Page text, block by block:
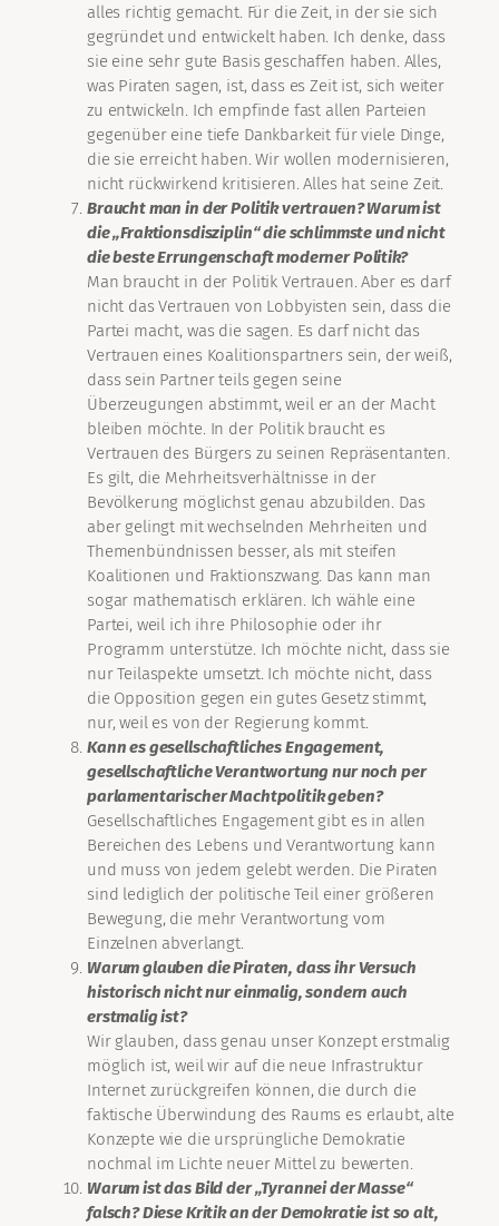
alles richtig gemacht. Für die Zeit, in der sie sich
gegründet und entwickelt haben. Ich denke, dass
sie eine sehr gute Basis geschaffen haben. Alles,
was Piraten sagen, ist, dass es Zeit ist, sich weiter
zu entwickeln. Ich empfinde fast allen Parteien
gegenüber eine tiefe Dankbarkeit für viele Dinge,
die sie erreicht haben. Wir wollen modernisieren,
nicht rückwirkend kritisieren. Alles hat seine Zeit.
Braucht man in der Politik vertrauen? Warum ist
die „Fraktionsdisziplin“ die schlimmste und nicht
die beste Errungenschaft moderner Politik?
Man braucht in der Politik Vertrauen. Aber es darf
nicht das Vertrauen von Lobbyisten sein, dass die
Partei macht, was die sagen. Es darf nicht das
Vertrauen eines Koalitionspartners sein, der weiß,
dass sein Partner teils gegen seine
Überzeugungen abstimmt, weil er an der Macht
bleiben möchte. In der Politik braucht es
Vertrauen des Bürgers zu seinen Repräsentanten.
Es gilt, die Mehrheitsverhältnisse in der
Bevölkerung möglichst genau abzubilden. Das
aber gelingt mit wechselnden Mehrheiten und
Themenbündnissen besser, als mit steifen
Koalitionen und Fraktionszwang. Das kann man
sogar mathematisch erklären. Ich wähle eine
Partei, weil ich ihre Philosophie oder ihr
Programm unterstütze. Ich möchte nicht, dass sie
nur Teilaspekte umsetzt. Ich möchte nicht, dass
die Opposition gegen ein gutes Gesetz stimmt,
nur, weil es von der Regierung kommt.
Kann es gesellschaftliches Engagement,
gesellschaftliche Verantwortung nur noch per
parlamentarischer Machtpolitik geben?
Gesellschaftliches Engagement gibt es in allen
Bereichen des Lebens und Verantwortung kann
und muss von jedem gelebt werden. Die Piraten
sind lediglich der politische Teil einer größeren
Bewegung, die mehr Verantwortung vom
Einzelnen abverlangt.
Warum glauben die Piraten, dass ihr Versuch
historisch nicht nur einmalig, sondern auch
erstmalig ist?
Wir glauben, dass genau unser Konzept erstmalig
möglich ist, weil wir auf die neue Infrastruktur
Internet zurückgreifen können, die durch die
faktische Überwindung des Raums es erlaubt, alte
Konzepte wie die ursprüngliche Demokratie
nochmal im Lichte neuer Mittel zu bewerten.
Warum ist das Bild der „Tyrannei der Masse“
falsch? Diese Kritik an der Demokratie ist so alt,